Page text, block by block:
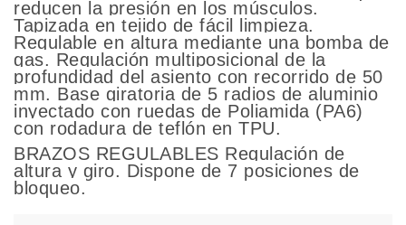
reducen la presión en los músculos.
Tapizada en tejido de fácil limpieza.
Regulable en altura mediante una bomba de
gas. Regulación multiposicional de la
profundidad del asiento con recorrido de 50
mm. Base giratoria de 5 radios de aluminio
inyectado con ruedas de Poliamida (PA6)
con rodadura de teflón en TPU.
BRAZOS REGULABLES Regulación de
altura y giro. Dispone de 7 posiciones de
bloqueo.